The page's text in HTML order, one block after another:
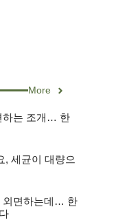
More
하는 조개… 한
, 세균이 대량으
외면하는데… 한